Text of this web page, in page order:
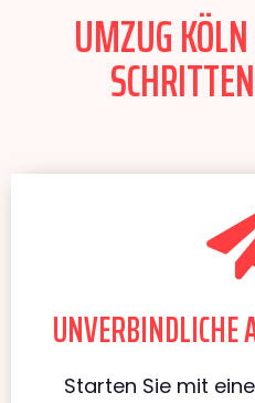
UMZUG
UNVERBINDLICHE
Starten Sie mit